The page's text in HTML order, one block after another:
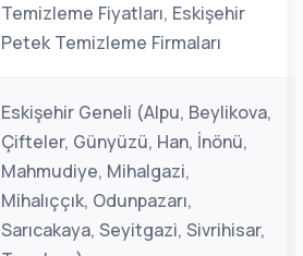
Temizleme Fiyatları, Eskişehir
Petek Temizleme Firmaları
Eskişehir Geneli (Alpu, Beylikova,
Çifteler, Günyüzü, Han, İnönü,
Mahmudiye, Mihalgazi,
Mihalıççık, Odunpazarı,
Sarıcakaya, Seyitgazi, Sivrihisar,